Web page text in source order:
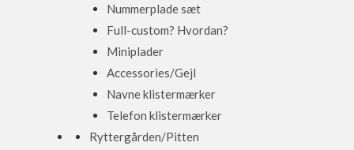
Nummerplade sæt
Full-custom? Hvordan?
Miniplader
Accessories/Gejl
Navne klistermærker
Telefon klistermærker
Ryttergården/Pitten